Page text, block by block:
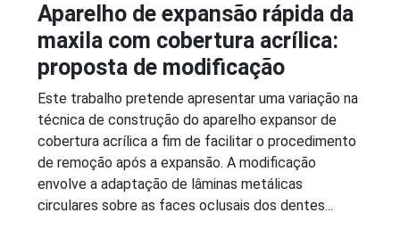
Aparelho de expansão rápida da
maxila com cobertura acrílica:
proposta de modificação
Este trabalho pretende apresentar uma variação na
técnica de construção do aparelho expansor de
cobertura acrílica a fim de facilitar o procedimento
de remoção após a expansão. A modificação
envolve a adaptação de lâminas metálicas
circulares sobre as faces oclusais dos dentes...